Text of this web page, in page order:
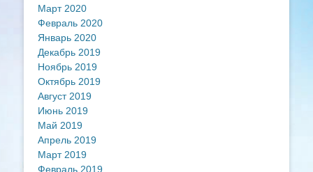
Март 2020
Февраль 2020
Январь 2020
Декабрь 2019
Ноябрь 2019
Октябрь 2019
Август 2019
Июнь 2019
Май 2019
Апрель 2019
Март 2019
Февраль 2019